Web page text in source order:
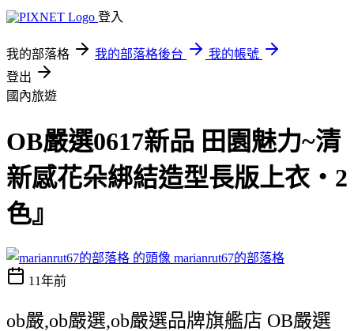
登入
我的部落格 我的部落格後台
我的帳號
登出
國內旅遊
OB嚴選0617新品 田園魅力~清
新感花朵綁結造型長版上衣‧2
色』
marianrut67的部落格
11年前
ob嚴,ob嚴選,ob嚴選品牌旗艦店 OB嚴選